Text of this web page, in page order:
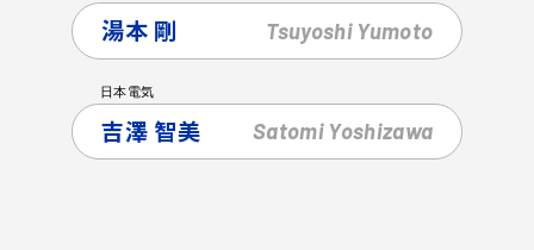
湯本 剛 Tsuyoshi Yumoto
日本電気
吉澤 智美 Satomi Yoshizawa